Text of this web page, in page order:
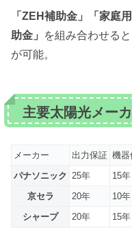
「ZEH補助金」「家庭
助金」
を組み合わせると
が可能。
主要太陽光メー
メーカー 出力保証 機器
パナソニック 25年 15年
京セラ
20年 10年
シャープ
20年 15年